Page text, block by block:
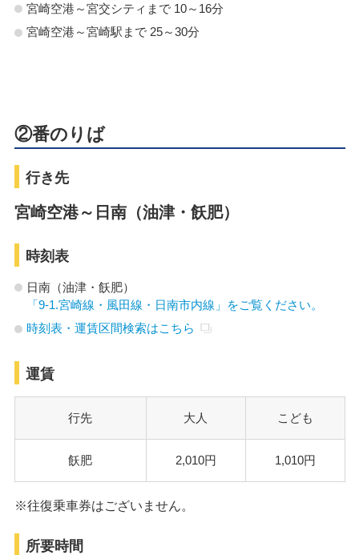
宮崎空港～宮交シティまで 10～16分
宮崎空港～宮崎駅まで 25～30分
②番のりば
行き先
宮崎空港～日南（油津・飫肥）
時刻表
日南（油津・飫肥）
「9-1.宮崎線・風田線・日南市内線」をご覧ください。
時刻表・運賃区間検索はこちら
運賃
行先 大人 こども
飫肥 2,010円 1,010円
※往復乗車券はございません。
所要時間